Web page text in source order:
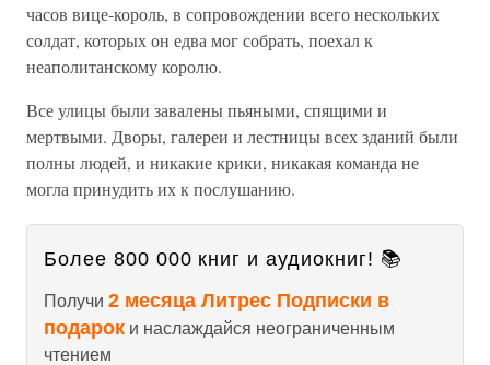
часов вице-король, в сопровождении всего нескольких
солдат, которых он едва мог собрать, поехал к
неаполитанскому королю.
Все улицы были завалены пьяными, спящими и
мертвыми. Дворы, галереи и лестницы всех зданий были
полны людей, и никакие крики, никакая команда не
могла принудить их к послушанию.
Более 800 000 книг и аудиокниг! 📚
Получи 2 месяца Литрес Подписки в
подарок и наслаждайся неограниченным
чтением